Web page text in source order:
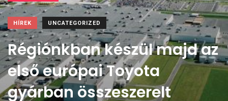
HÍREK UNCATEGORIZED
Régiónkban készül majd az
első európai Toyota
gyárban összeszerelt